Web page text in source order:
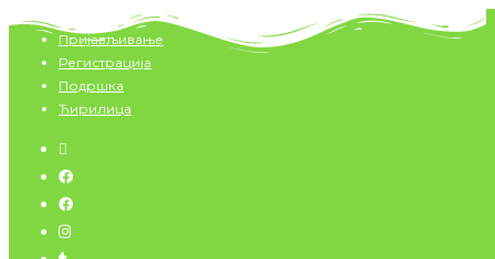
Скип
цонтент
Пријављивање
Регистрација
Подршка
Ћирилица